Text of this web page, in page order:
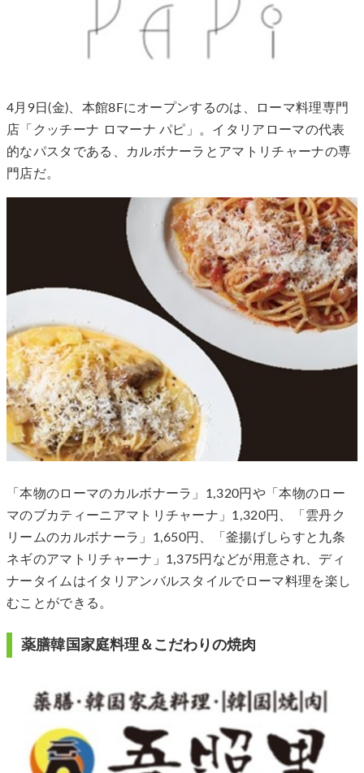
4月9日(金)、本館8Fにオープンするのは、ローマ料理専門
店「クッチーナ ロマーナ パピ」。イタリアローマの代表
的なパスタである、カルボナーラとアマトリチャーナの専
門店だ。
「本物のローマのカルボナーラ」1,320円や「本物のロー
マのブカティーニアマトリチャーナ」1,320円、「雲丹ク
リームのカルボナーラ」1,650円、「釜揚げしらすと九条
ネギのアマトリチャーナ」1,375円などが用意され、ディ
ナータイムはイタリアンバルスタイルでローマ料理を楽し
むことができる。
薬膳韓国家庭料理＆こだわりの焼肉